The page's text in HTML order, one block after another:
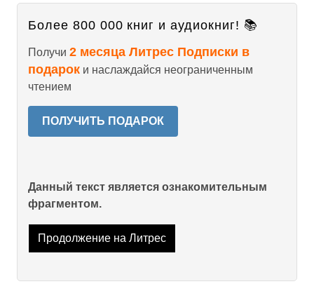
Более 800 000 книг и аудиокниг! 📚
Получи 2 месяца Литрес Подписки в
подарок и наслаждайся неограниченным
чтением
ПОЛУЧИТЬ ПОДАРОК
Данный текст является ознакомительным
фрагментом.
Продолжение на Литрес